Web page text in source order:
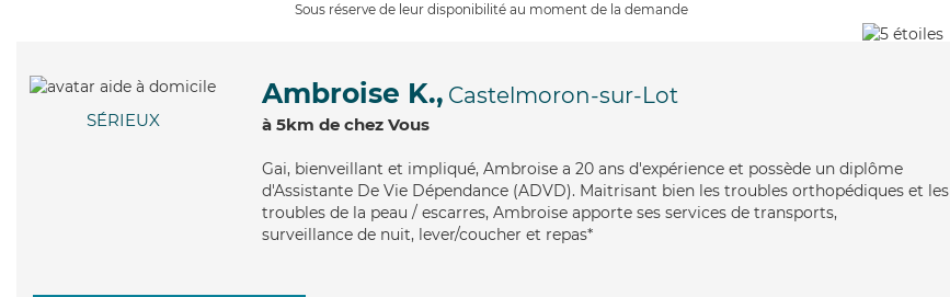
Sous réserve de leur disponibilité au moment de la demande
SÉRIEUX
Ambroise K., Castelmoron-sur-Lot
à 5km de chez Vous
Gai, bienveillant et impliqué, Ambroise a 20 ans d'expérience et possède un diplôme
d'Assistante De Vie Dépendance (ADVD). Maitrisant bien les troubles orthopédiques et les
troubles de la peau / escarres, Ambroise apporte ses services de transports,
surveillance de nuit, lever/coucher et repas*